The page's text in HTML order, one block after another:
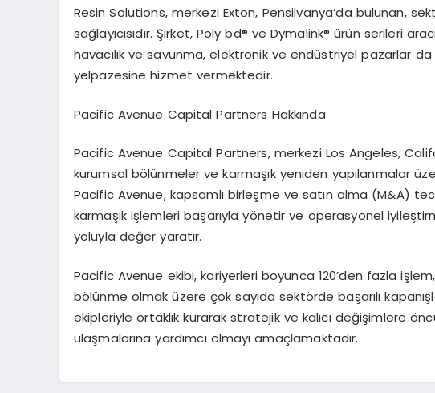
Resin Solutions, merkezi Exton, Pensilvanya’da bulunan,
sağlayıcısıdır. Şirket, Poly bd® ve Dymalink® ürün serileri
havacılık ve savunma, elektronik ve endüstriyel pazarlar
yelpazesine hizmet vermektedir.
Pacific Avenue Capital Partners Hakkında
Pacific Avenue Capital Partners, merkezi Los Angeles,
kurumsal bölünmeler ve karmaşık yeniden yapılanmalar
Pacific Avenue, kapsamlı birleşme ve satın alma (M&A)
karmaşık işlemleri başarıyla yönetir ve operasyonel
yoluyla değer yaratır.
Pacific Avenue ekibi, kariyerleri boyunca 120’den fazla
bölünme olmak üzere çok sayıda sektörde başarılı
ekipleriyle ortaklık kurarak stratejik ve kalıcı değişimlereö
ulaşmalarına yardımcı olmayı amaçlamaktadır.